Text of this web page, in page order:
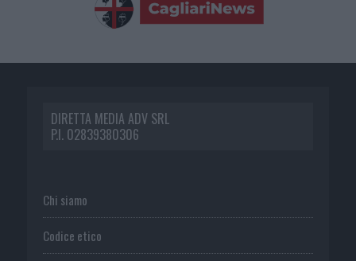
DIRETTA MEDIA ADV SRL
P.I. 02839380306
Chi siamo
Codice etico